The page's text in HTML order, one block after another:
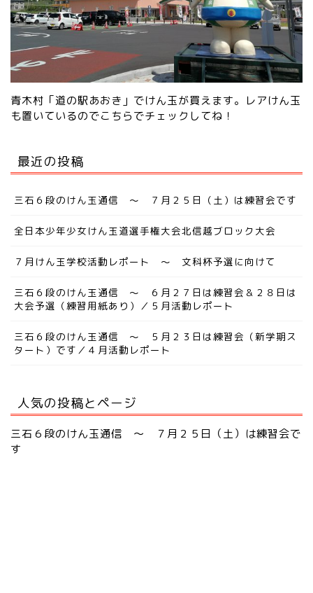
青木村「道の駅あおき」でけん玉が買えます。レアけん玉
も置いているのでこちらでチェック してね！
最近の投稿
三石６段のけん玉通信 ～ ７月２５日（土）は練習会です
全日本少年少女けん玉道選手権大会北信越ブロック大会
７月けん玉学校活動レポート ～ 文科杯予選に向けて
三石６段のけん玉通信 ～ ６月２７日は練習会＆２８日は
大会予選（練習用紙あり）／５月活動レポート
三石６段のけん玉通信 ～ ５月２３日は練習会（新学期ス
タート）です／４月活動レポート
人気の投稿とページ
三石６段のけん玉通信 ～ ７月２５日（土）は練習会で
す